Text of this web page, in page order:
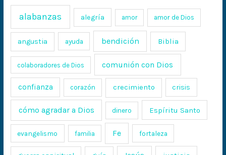
alabanzas alegría amor amor de Dios
angustia ayuda bendición Biblia
colaboradores de Dios comunión con Dios
confianza corazón crecimiento crisis
cómo agradar a Dios dinero Espíritu Santo
evangelismo familia Fe fortaleza